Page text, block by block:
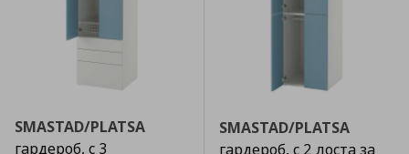
SMASTAD/PLATSA
гардероб, с 3
SMASTAD/PLATSA
гардероб, с 2 лоста за